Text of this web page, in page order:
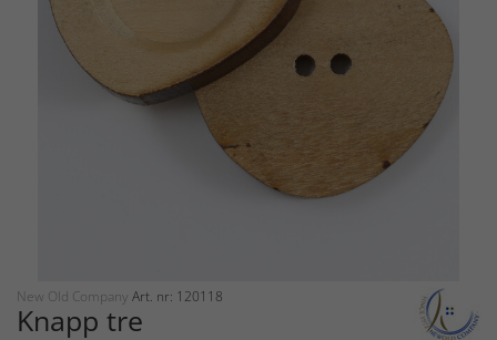
New Old Company Art. nr: 120118
Knapp tre